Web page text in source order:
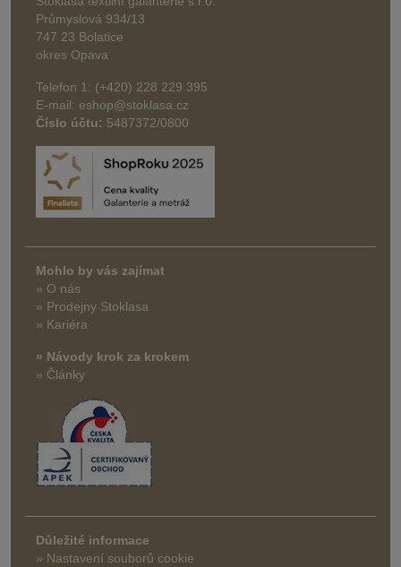
Průmyslová 934/13
747 23 Bolatice
okres Opava
Telefon 1: (+420) 228 229 395
E-mail: eshop@stoklasa.cz
Číslo účtu: 5487372/0800
Mohlo by vás zajímat
» O nás
» Prodejny Stoklasa
» Kariéra
» Návody krok za krokem
» Články
Důležité informace
» Nastavení souborů cookie